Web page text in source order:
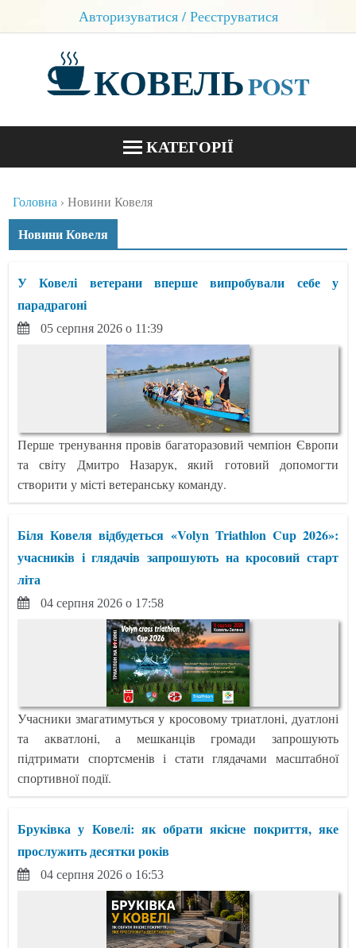
Авторизуватися / Реєструватися
КОВЕЛЬPOST
КАТЕГОРІЇ
КОНТАКТИ
Головна Новини Ковеля
Новини Ковеля
У Ковелі ветерани вперше випробували себе у
парадрагоні
05 серпня 2026 о 11:39
Перше тренування провів багаторазовий чемпіон Європи
та світу Дмитро Назарук, який готовий допомогти
створити у місті ветеранську команду.
Біля Ковеля відбудеться «Volyn Triathlon Cup 2026»:
учасників і глядачів запрошують на кросовий старт
літа
04 серпня 2026 о 17:58
Учасники змагатимуться у кросовому триатлоні, дуатлоні
та акватлоні, а мешканців громади запрошують
підтримати спортсменів і стати глядачами масштабної
спортивної події.
Бруківка у Ковелі: як обрати якісне покриття, яке
прослужить десятки років
04 серпня 2026 о 16:53